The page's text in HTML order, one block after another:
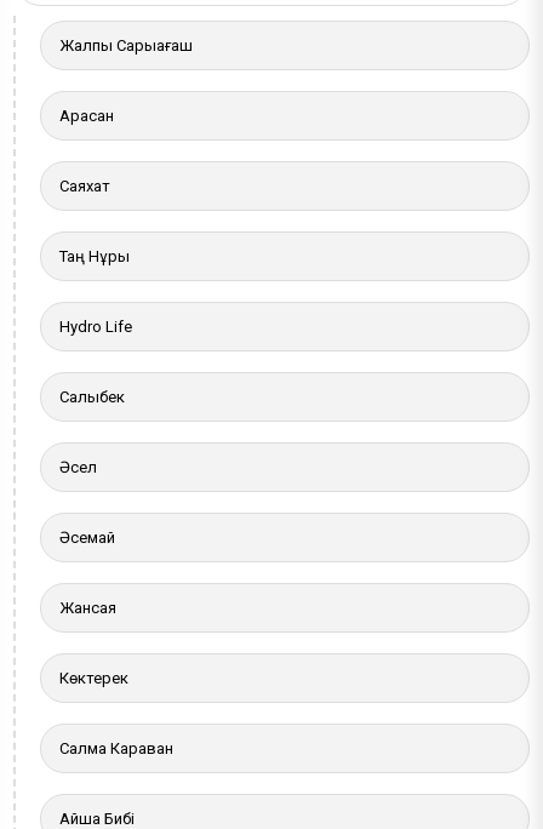
Жалпы Сарыағаш
Арасан
Саяхат
Таң Нұры
Hydro Life
Салыбек
Әсел
Әсемай
Жансая
Көктерек
Салма Караван
Айша Бибі